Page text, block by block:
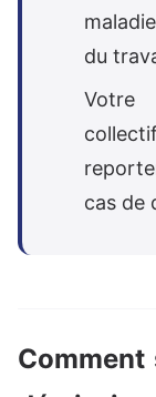
du
Votre
cas de
Comment